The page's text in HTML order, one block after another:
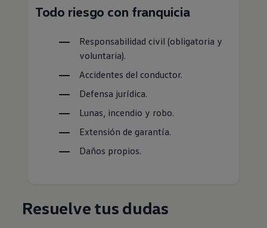
Todo riesgo con franquicia
Responsabilidad civil (obligatoria y
voluntaria).
Accidentes del conductor.
Defensa jurídica.
Lunas, incendio y robo.
Extensión de garantía.
Daños propios.
Resuelve tus dudas